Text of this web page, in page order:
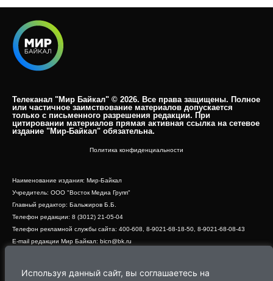
Используя данный сайт, вы соглашаетесь на
Телеканал "Мир Байкал" © 2026. Все права защищены. Полное
или частичное заимствование материалов допускается
только с письменного разрешения редакции. При
цитировании материалов прямая активная ссылка на сетевое
издание "Мир-Байкал" обязательна.​
Политика конфиденциальности
Наименование издания: Мир-Байкал
Учредитель: ООО "Восток Медиа Групп"
Главный редактор: Бальжиров Б.Б.
Телефон редакции: 8 (3012) 21-05-04
Телефон рекламной службы сайта: 400-608, 8-9021-68-18-50, 8-9021-68-08-43
E-mail редакции Мир Байкал: bicn@bk.ru
Адрес редакции: 670000, г. Улан-Удэ, ул. Профсоюзная, дом 44, офис 1